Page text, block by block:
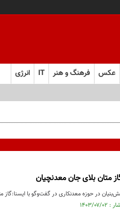
عکس فرهنگ و هنر IT انرژی
متان بلای جان معدنچیان
در حوزه معدنکاری در گفت‌وگو با ایسنا:گاز